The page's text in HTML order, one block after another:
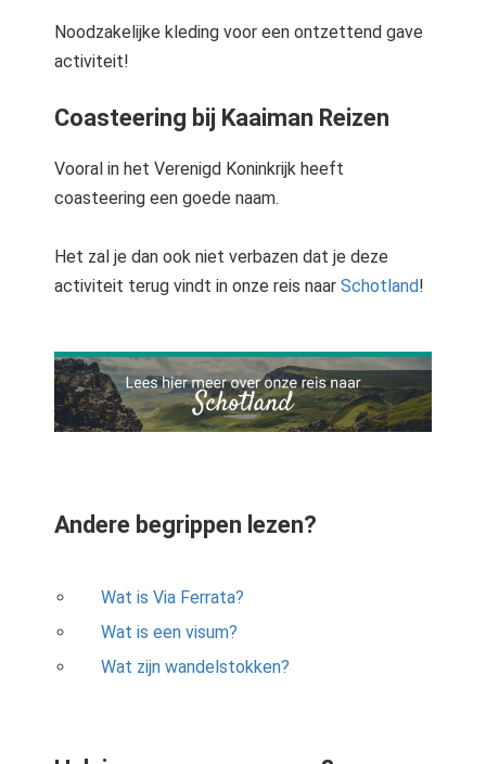
Noodzakelijke kleding voor een ontzettend gave
activiteit!
Coasteering bij Kaaiman Reizen
Vooral in het Verenigd Koninkrijk heeft
coasteering een goede naam.
Het zal je dan ook niet verbazen dat je deze
activiteit terug vindt in onze reis naar Schotland!
Andere begrippen lezen?
Wat is Via Ferrata?
Wat is een visum?
Wat zijn wandelstokken?